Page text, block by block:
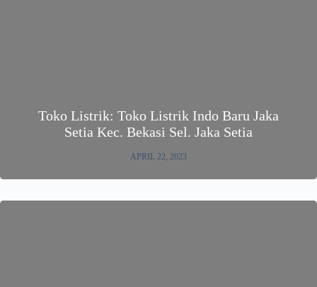
Toko Listrik: Toko Listrik Indo Baru Jaka
Setia Kec. Bekasi Sel. Jaka Setia
APRIL 22, 2023